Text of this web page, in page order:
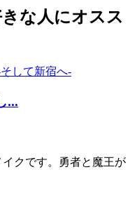
な人にオスス
...
クです。勇者と魔王が